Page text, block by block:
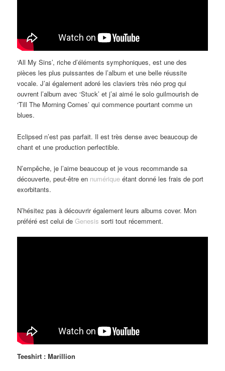
‘All My Sins’, riche d’éléments symphoniques, est une des
pièces les plus puissantes de l’album et une belle réussite
vocale. J’ai également adoré les claviers très néo prog qui
ouvrent l’album avec ‘Stuck’ et j’ai aimé le solo guilmourish de
‘Till The Morning Comes’ qui commence pourtant comme un
blues.
Eclipsed n’est pas parfait. Il est très dense avec beaucoup de
chant et une production perfectible.
N’empêche, je l’aime beaucoup et je vous recommande sa
découverte, peut-être en numérique étant donné les frais de port
exorbitants.
N’hésitez pas à découvrir également leurs albums cover. Mon
préféré est celui deGenesis sorti tout récemment.
Teeshirt : Marillion